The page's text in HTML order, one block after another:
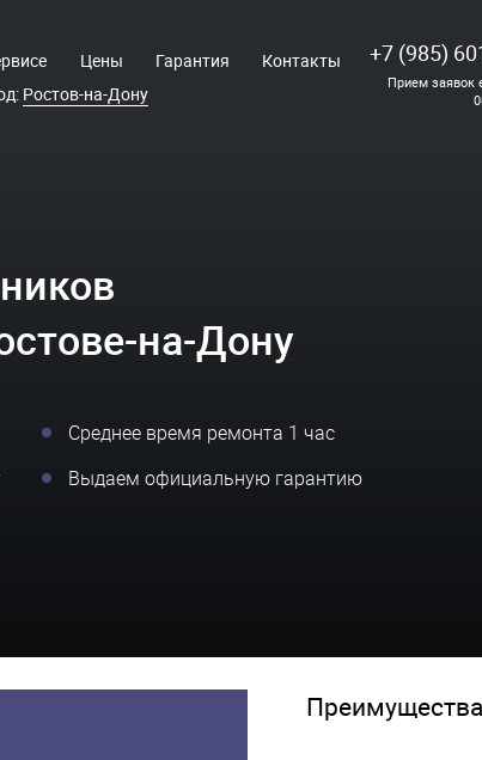
Цены Гарантия
Контакты
Ростов-на-Дону
+7 (985)
Прием заявок
на-Дону
Среднее время ремонта 1 час
Выдаем официальную гарантию